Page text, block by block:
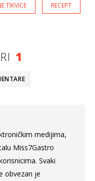
TIKVICE RECEPT
1
medijima,
Miss7Gastro
Svaki
obvezan je